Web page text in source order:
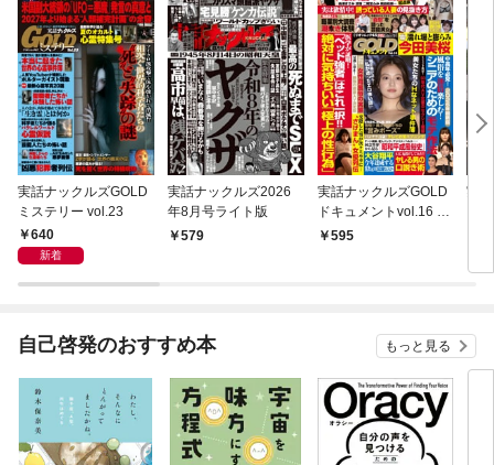
実話ナックルズGOLD
ミステリー vol.23
640
新着
実話ナックルズ2026
年8月号ライト版
579
実話ナックルズGOLD
ドキュメントvol.16 ラ
イト版
595
実
自己啓発のおすすめ本 もっと見る